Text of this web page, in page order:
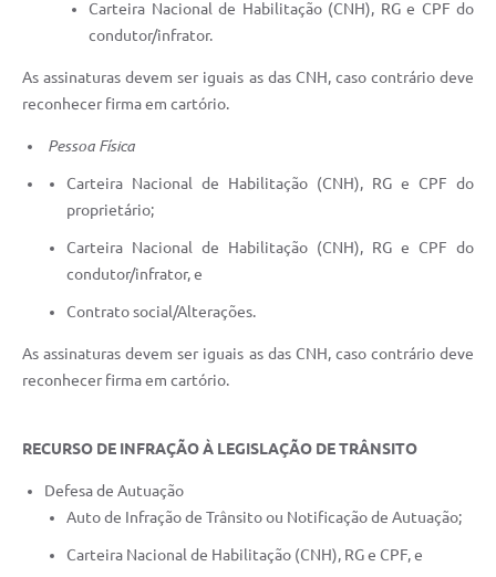
Carteira Nacional de Habilitação (CNH), RG e CPF do
condutor/infrator.
As assinaturas devem ser iguais as das CNH, caso contrário deve
reconhecer firma em cartório.
Pessoa Física
Carteira Nacional de Habilitação (CNH), RG e CPF do
proprietário;
Carteira Nacional de Habilitação (CNH), RG e CPF do
condutor/infrator, e
Contrato social/Alterações.
As assinaturas devem ser iguais as das CNH, caso contrário deve
reconhecer firma em cartório.
RECURSO DE INFRAÇÃO À LEGISLAÇÃO DE TRÂNSITO
Defesa de Autuação
Auto de Infração de Trânsito ou Notificação de Autuação;
Carteira Nacional de Habilitação (CNH), RG e CPF, e